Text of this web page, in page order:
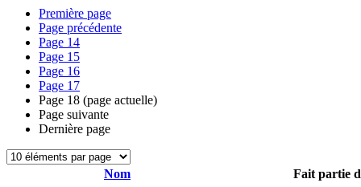
Première page
Page précédente
Page 14
Page 15
Page 16
Page 17
Page 18 (page actuelle)
Page suivante
Dernière page
Nom
Fait partie